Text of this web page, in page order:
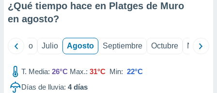
¿Qué tiempo hace en Platges de Muro
en agosto?
Junio Julio Agosto Septiembre Octubre
T. Media: 26°C Max.: 31°C Min: 22°C
Días de lluvia: 4días